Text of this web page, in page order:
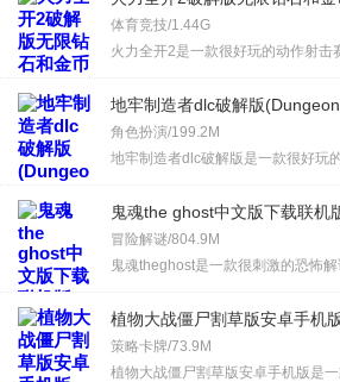
版
体育竞技/1.44G
火力全开2是一款很好玩的动作射击
地牢制造者dlc破解版(Dungeon
Maker)v1.11.32
角色扮演/199.2M
地牢制造者dlc破解版是一款很好玩
鬼魂the ghost中文版下载联机
费版
冒险解谜/804.9M
鬼魂theghost是一款很刺激的恐怖解
植物大战僵尸割草版安卓手机
策略卡牌/73.9M
植物大战僵尸割草版安卓手机版是